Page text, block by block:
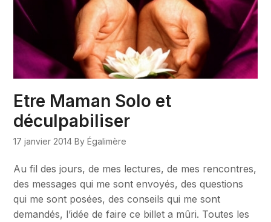
Etre Maman Solo et
déculpabiliser
17 janvier 2014 By Égalimère
Au fil des jours, de mes lectures, de mes rencontres,
des messages qui me sont envoyés, des questions
qui me sont posées, des conseils qui me sont
demandés, l’idée de faire ce billet a mûri. Toutes les